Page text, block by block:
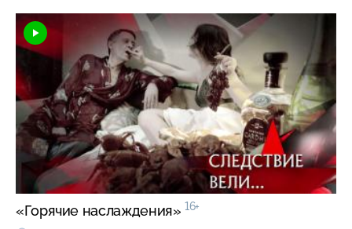
«Горячие наслаждения» 16+